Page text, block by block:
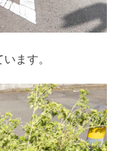
ます。